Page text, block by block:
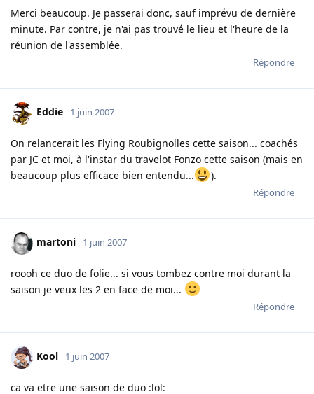
Merci beaucoup. Je passerai donc, sauf imprévu de dernière
minute. Par contre, je n'ai pas trouvé le lieu et l'heure de la
réunion de l'assemblée.
Répondre
Eddie 1 juin 2007
On relancerait les Flying Roubignolles cette saison... coachés
par JC et moi, à l'instar du travelot Fonzo cette saison (mais en
beaucoup plus efficace bien entendu...
).
Répondre
martoni 1 juin 2007
roooh ce duo de folie... si vous tombez contre moi durant la
saison je veux les 2 en face de moi...
Répondre
Kool 1 juin 2007
ca va etre une saison de duo :lol: